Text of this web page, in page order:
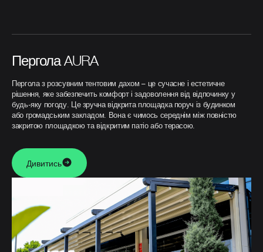
Пергола AURA
Пергола з розсувним тентовим дахом – це сучасне і естетичне
рішення, яке забезпечить комфорт і задоволення від відпочинку у
будь-яку погоду. Це зручна відкрита площадка поруч із будинком
або громадським закладом. Вона є чимось середнім між повністю
закритою площадкою та відкритим патіо або терасою.
Дивитись